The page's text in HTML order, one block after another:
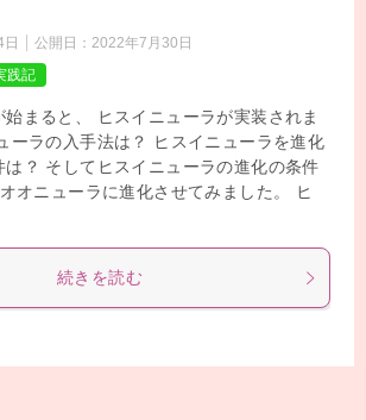
公開日： 2022年7月30日
践記
始まると、 ヒスイニューラが実装されま
ーラの入手法は？ ヒスイニューラを進化
は？ そしてヒスイニューラの進化の条件
オニューラに進化させてみました。 ヒ
続きを読む